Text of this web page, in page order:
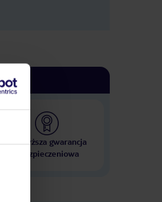
Najwyższa gwarancja
ubezpieczeniowa